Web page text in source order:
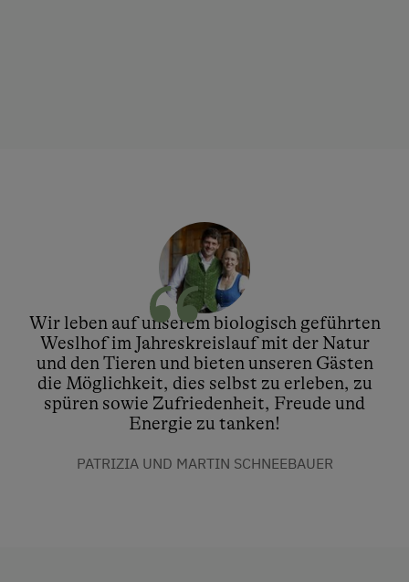
Wir leben auf unserem biologisch geführten
Weslhof im Jahreskreislauf mit der Natur
und den Tieren und bieten unseren Gästen
die Möglichkeit, dies selbst zu erleben, zu
spüren sowie Zufriedenheit, Freude und
Energie zu tanken!
PATRIZIA UND MARTIN SCHNEEBAUER